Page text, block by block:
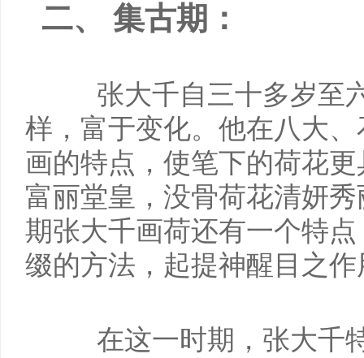
二、 集古期：
张大千自三十多岁至
样，富于变化。他在八大
画的特点，使笔下的荷花
富丽堂皇，没骨荷花清妍
期张大千画荷还有一个特
缀的方法，起提神醒目之
在这一时期，张大千